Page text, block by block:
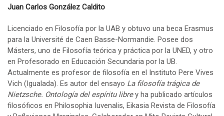
Juan Carlos González Caldito
Licenciado en Filosofía por la UAB y obtuvo una beca Erasmus
para la Université de Caen Basse-Normandie. Posee dos
Másters, uno de Filosofía teórica y práctica por la UNED, y otro
en Profesorado en Educación Secundaria por la UB.
Actualmente es profesor de filosofía en el Instituto Pere Vives
Vich (Igualada). Es autor del ensayo La filosofía trágica de
Nietzsche. Ontología del espíritu librey ha publicado artículos
filosóficos en Philosophia Iuvenalis, Eikasia Revista de Filosofía